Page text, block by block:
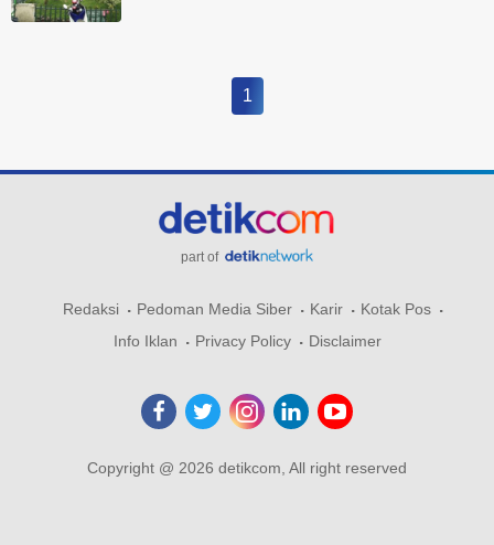
1
part of
Redaksi Pedoman Media Siber Karir
Kotak Pos
Info Iklan
Privacy Policy Disclaimer
Copyright @ 2026 detikcom, All right reserved